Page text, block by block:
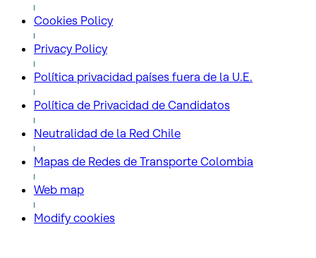
Cookies Policy
Privacy Policy
Política privacidad países fuera de la U.E.
Política de Privacidad de Candidatos
Neutralidad de la Red Chile
Mapas de Redes de Transporte Colombia
Web map
Modify cookies